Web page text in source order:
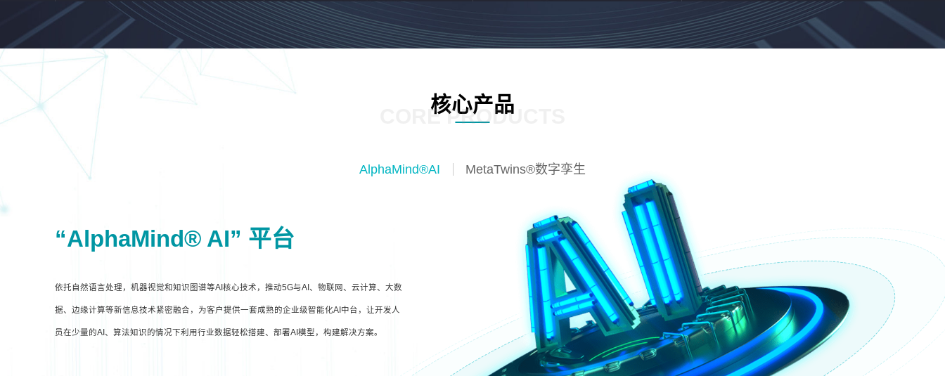
核心产品
CORE PRODUCTS
AlphaMind®AI MetaTwins®数字孪生
“AlphaMind® AI” 平台
依托自然语言处理，机器视觉和知识图谱等AI核心技术，推动5G与AI、物联网、云计算、大数
据、边缘计算等新信息技术紧密融合，为客户提供一套成熟的企业级智能化AI中台，让开发人
员在少量的AI、算法知识的情况下利用行业数据轻松搭建、部署AI模型，构建解决方案。